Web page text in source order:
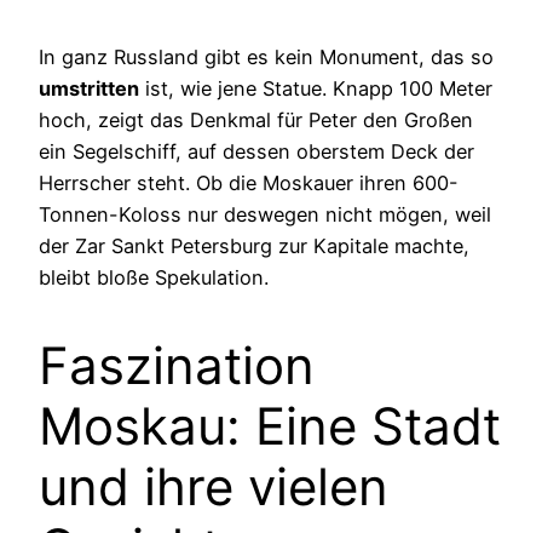
In ganz Russland gibt es kein Monument, das so
umstritten ist, wie jene Statue. Knapp 100 Meter
hoch, zeigt das Denkmal für Peter den Großen
ein Segelschiff, auf dessen oberstem Deck der
Herrscher steht. Ob die Moskauer ihren 600-
Tonnen-Koloss nur deswegen nicht mögen, weil
der Zar Sankt Petersburg zur Kapitale machte,
bleibt bloße Spekulation.
Faszination
Moskau: Eine Stadt
und ihre vielen